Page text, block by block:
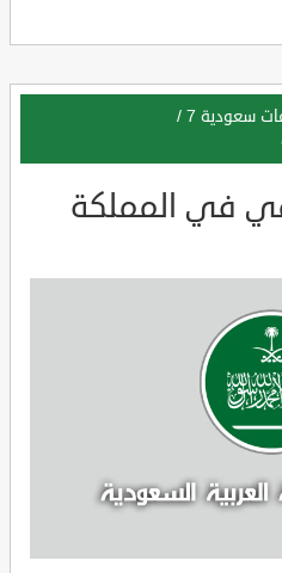
سعودية 7
/
في المملكة